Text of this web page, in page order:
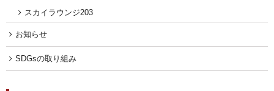
スカイラウンジ203
お知らせ
SDGsの取り組み